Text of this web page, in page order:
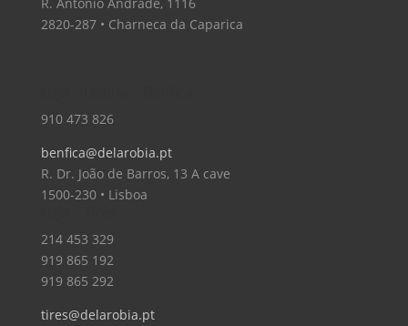
2820-287 • Charneca da Caparica
910 473 826
benfica@delarobia.pt
R. Dr. João de Barros, 13 A cave
1500-230 • Lisboa
214 453 329
919 865 192
919 865 292
tires@delarobia.pt